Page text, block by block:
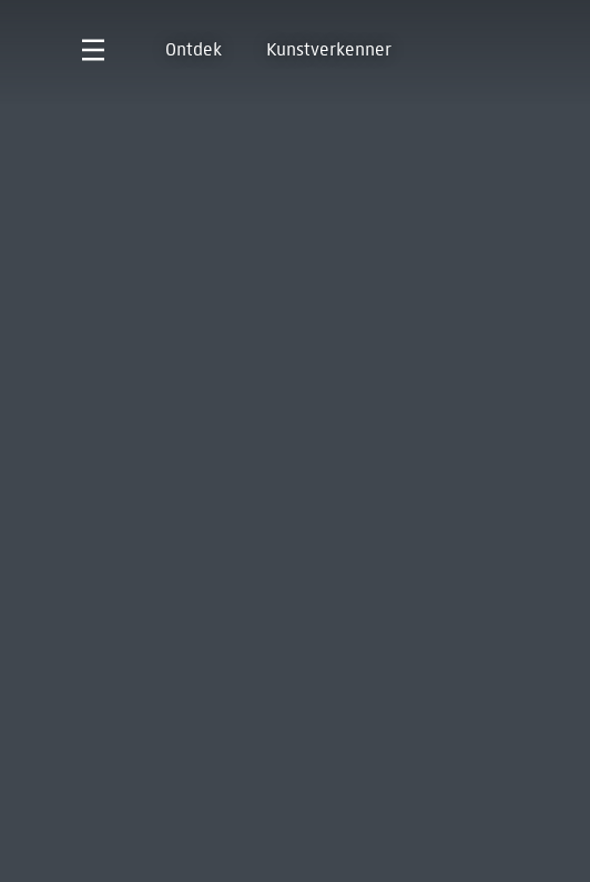
Ontdek Kunstverkenner